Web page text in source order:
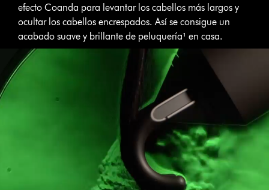
efecto Coanda para levantar los cabellos más largos y
ocultar los cabellos encrespados. Así se consigue un
acabado suave y brillante de peluquería¹ en casa.